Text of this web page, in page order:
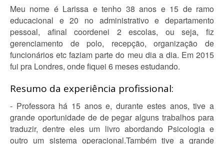
Meu nome é Larissa e tenho 38 anos e 15 de ramo
educacional e 20 no administrativo e departamento
pessoal, afinal coordenei 2 escolas, ou seja, fiz
gerenciamento de polo, recepção, organização de
funcionários etc faziam parte do meu dia a dia. Em 2015
fui pra Londres, onde fiquei 6 meses estudando.
Resumo da experiência profissional:
- Professora há 15 anos e, durante estes anos, tive a
grande oportunidade de de pegar alguns trabalhos para
traduzir, dentre eles um livro abordando Psicologia e
outro um sistema operacional.Também tive a grande